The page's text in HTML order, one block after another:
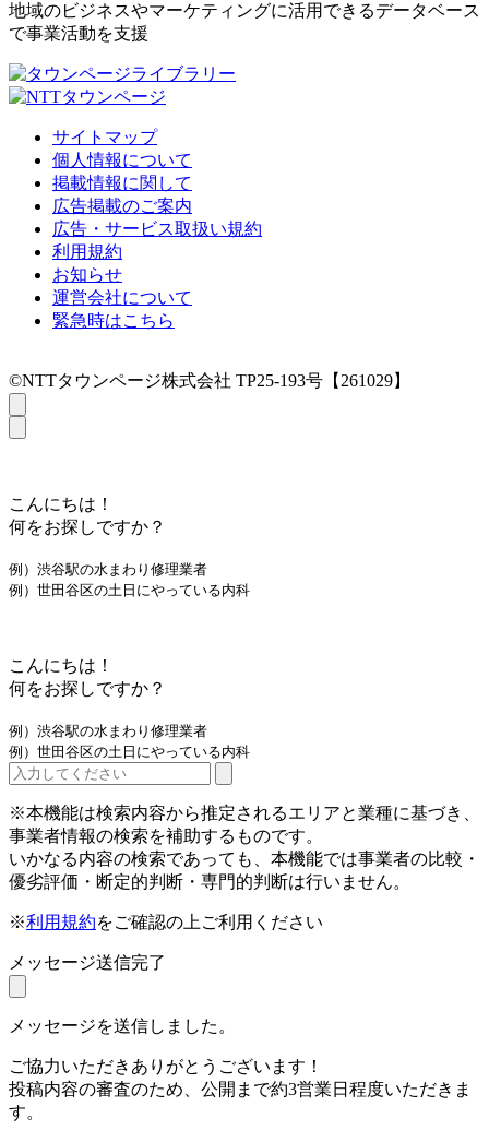
地域のビジネスやマーケティングに活用できるデータベース
で事業活動を支援
サイトマップ
個人情報について
掲載情報に関して
広告掲載のご案内
広告・サービス取扱い規約
利用規約
お知らせ
運営会社について
緊急時はこちら
©NTTタウンページ株式会社 TP25-193号【261029】
こんにちは！
何をお探しですか？
例）渋谷駅の水まわり修理業者
例）世田谷区の土日にやっている内科
こんにちは！
何をお探しですか？
例）渋谷駅の水まわり修理業者
例）世田谷区の土日にやっている内科
※本機能は検索内容から推定されるエリアと業種に基づき、
事業者情報の検索を補助するものです。
いかなる内容の検索であっても、本機能では事業者の比較・
優劣評価・断定的判断・専門的判断は行いません。
※利用規約をご確認の上ご利用ください
メッセージ送信完了
メッセージを送信しました。
ご協力いただきありがとうございます！
投稿内容の審査のため、公開まで約3営業日程度いただきま
す。